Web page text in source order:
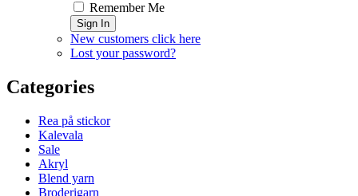
Remember Me
Sign In
New customers click here
Lost your password?
Categories
Rea på stickor
Kalevala
Sale
Akryl
Blend yarn
Broderigarn